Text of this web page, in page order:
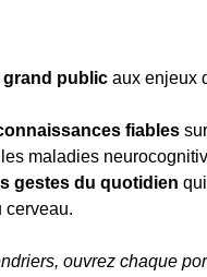
public aux enjeux
fiables
maladies
gestes du quotidien
cerveau.
ouvrez chaque